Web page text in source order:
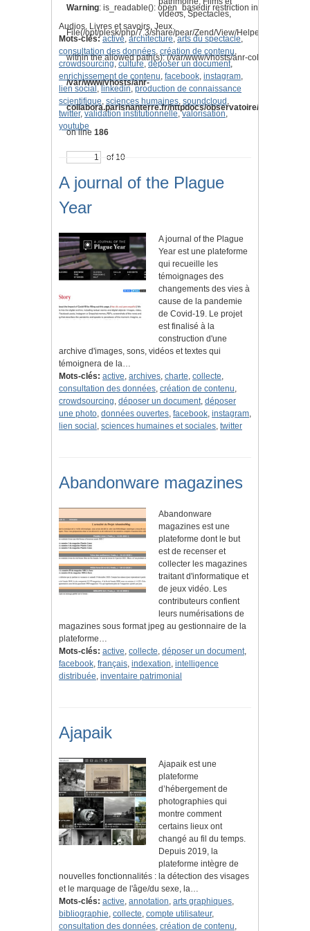
Warning: is_readable(): open_basedir restriction in effect.
File(/opt/plesk/php/7.3/share/pear/Zend/View/Helper/
within the allowed path(s): (/var/www/vhosts/anr-
/var/www/vhosts/anr-
collabora.parisnanterre.fr/httpdocs/observatoire/application/
on line 186
of 10
vidéos, Spectacles,
Audios, Livres et savoirs, Jeux.
Mots-clés: active, architecture,arts du spectacle,
consultation des données, création de contenu,
crowdsourcing, culture, déposer un document,
enrichissement de contenu, facebook, instagram,
lien social , linkedin, production de connaissance
scientifique, sciences humaines, soundcloud ,
twitter, validation institutionnelle,valorisation,
youtube
A journal of the Plague
Year
A journal of the Plague
Year est une plateforme
qui recueille les
témoignages des
changements des vies à
cause de la pandemie
de Covid-19. Le projet
est finalisé à la
construction d'une
archive d'images, sons, vidéos et textes qui
témoignera de la…
Mots-clés: active, archives, charte, collecte,
consultation des données, création de contenu,
crowdsourcing, déposer un document, déposer
une photo, données ouvertes, facebook, instagram,
lien social , sciences humaines et sociales, twitter
Abandonware magazines
Abandonware
magazines est une
plateforme dont le but
est de recenser et
collecter les magazines
traitant d'informatique et
de jeux vidéo. Les
contributeurs confient
leurs numérisations de
magazines sous format jpeg au gestionnaire de la
plateforme…
Mots-clés: active, collecte, déposer un document,
facebook, français, indexation, intelligence
distribuée, inventaire patrimonial
Ajapaik
Ajapaik est une
plateforme
d’hébergement de
photographies qui
montre comment
certains lieux ont
changé au fil du temps.
Depuis 2019, la
plateforme intègre de
nouvelles fonctionnalités : la détection des visages
et le marquage de l'âge/du sexe, la…
Mots-clés: active, annotation, arts graphiques,
bibliographie, collecte, compte utilisateur,
consultation des données, création de contenu,